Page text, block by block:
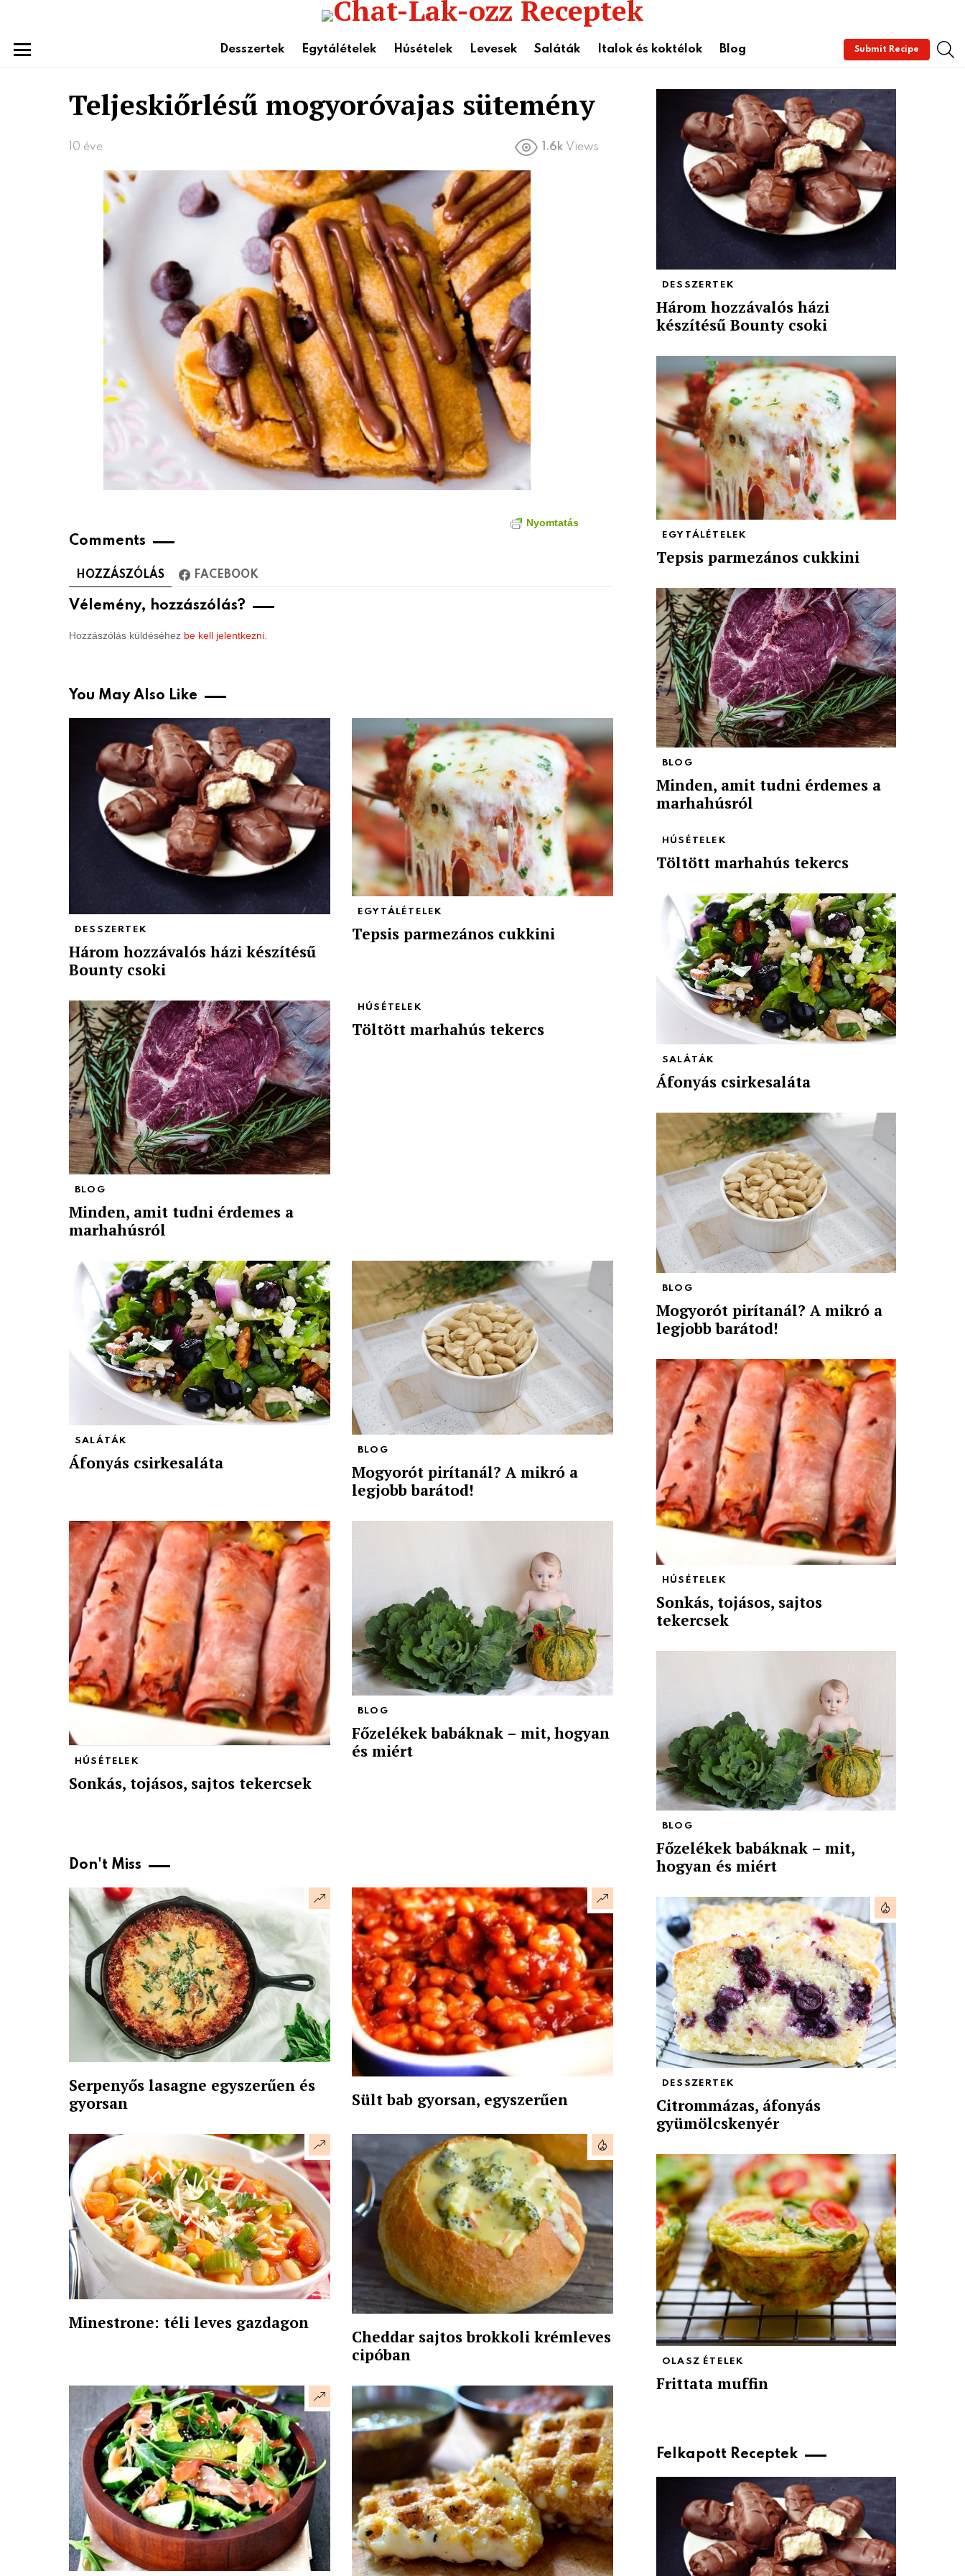
Desszertek Egytálételek Húsételek Levesek Saláták Italok és koktélok Blog Submit Recipe
Teljeskiőrlésű mogyoróvajas sütemény
10 éve 1.6k Views
Nyomtatás
Comments
HOZZÁSZÓLÁS FACEBOOK
Vélemény, hozzászólás?
Hozzászólás küldéséhez be kell jelentkezni
You May Also Like
DESSZERTEK
Három hozzávalós házi készítésű
Bounty csoki
EGYTÁLÉTELEK
Tepsis parmezános cukkini
BLOG
Minden, amit tudni érdemes a
marhahúsról
HÚSÉTELEK
Töltött marhahús tekercs
SALÁTÁK
Áfonyás csirkesaláta
BLOG
Mogyorót pirítanál? A mikró a
legjobb barátod!
HÚSÉTELEK
Sonkás, tojásos, sajtos tekercsek
BLOG
Főzelékek babáknak – mit, hogyan
és miért
Don't Miss
Serpenyős lasagne egyszerűen és
gyorsan
Sült bab gyorsan, egyszerűen
Minestrone: téli leves gazdagon
Cheddar sajtos brokkoli krémleves
cipóban
DESSZERTEK
Három hozzávalós házi
készítésű Bounty csoki
EGYTÁLÉTELEK
Tepsis parmezános cukkini
BLOG
Minden, amit tudni érdemes a
marhahúsról
HÚSÉTELEK
Töltött marhahús tekercs
SALÁTÁK
Áfonyás csirkesaláta
BLOG
Mogyorót pirítanál? A mikró a
legjobb barátod!
HÚSÉTELEK
Sonkás, tojásos, sajtos
tekercsek
BLOG
Főzelékek babáknak – mit,
hogyan és miért
DESSZERTEK
Citrommázas, áfonyás
gyümölcskenyér
OLASZ ÉTELEK
Frittata muffin
Felkapott Receptek